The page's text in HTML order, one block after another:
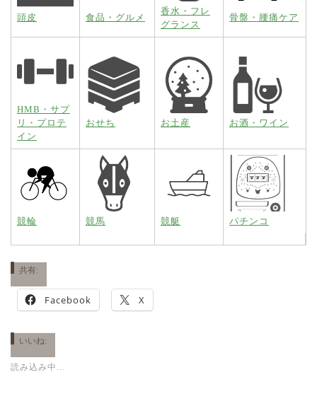
頭皮 食品・グルメ
香水・フレ
グランス
骨盤・腰痛ケア
HMB・サプ
リ・プロテ
イン
おせち お土産 お酒・ワイン
競輪 競馬 競艇 パチンコ
共有:
Facebook X
いいね:
読み込み中…